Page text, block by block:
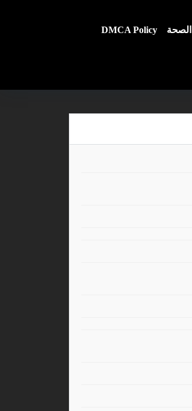
الصحة DMCA Policy